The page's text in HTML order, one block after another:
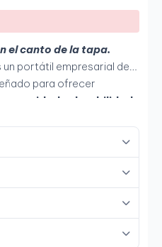
el canto de la tapa.
un portátil empresarial de
para ofrecer
y durabilidad
GB
avanzada lo
paraempresas,
que buscan fiabilidad